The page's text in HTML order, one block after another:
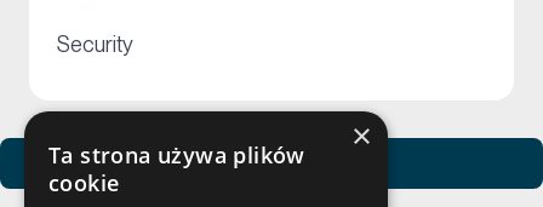
Security
Zobacz usługi Netceed
×
Ta strona używa plików
cookie